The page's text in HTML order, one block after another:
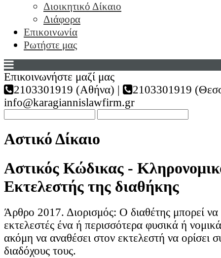
Διοικητικό Δίκαιο
Διάφορα
Επικοινωνία
Ρωτήστε μας
Επικοινωνήστε μαζί μας
2103301919 (Αθήνα) |
2103301919
info@karagiannislawfirm.gr
Αστικό Δίκαιο
Αστικός Κώδικας -
Εκτελεστής της διαθήκης
Άρθρο 2017. Διορισμός: Ο διαθέτης μπορεί να
εκτελεστές ένα ή περισσότερα φυσικά ή
ακόμη να αναθέσει στον εκτελεστή να ορίσει
διαδόχους τους.